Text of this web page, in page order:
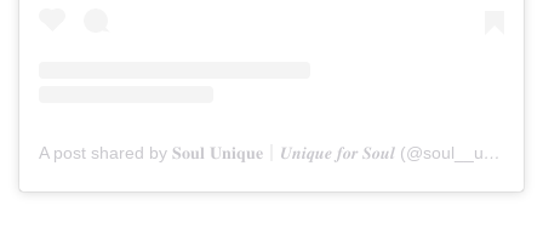
A post shared by 𝐒𝐨𝐮𝐥 𝐔𝐧𝐢𝐪𝐮𝐞｜𝑼𝒏𝒊𝒒𝒖𝒆 𝒇𝒐𝒓 𝑺𝒐𝒖𝒍 (@soul__unique)